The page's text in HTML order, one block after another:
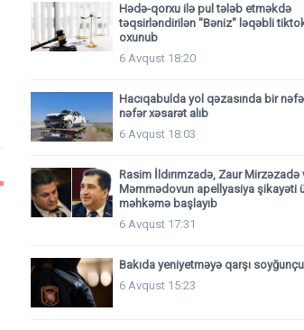
Hədə-qorxu ilə pul tələb etməkdə
təqsirləndirilən "Bəniz" ləqəbli
oxunub
6 Avqust 18:20
Hacıqabulda yol qəzasında bir
nəfər xəsarət alıb
6 Avqust 18:03
Rasim İldırımzadə, Zaur Mirzəzadə
Məmmədovun apellyasiya şikayəti
məhkəmə başlayıb
6 Avqust 17:31
Bakıda yeniyetməyə qarşı
6 Avqust 15:23